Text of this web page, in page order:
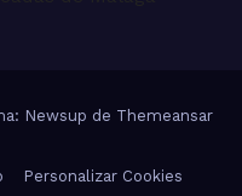
Newsup de Themeansar
Personalizar Cookies